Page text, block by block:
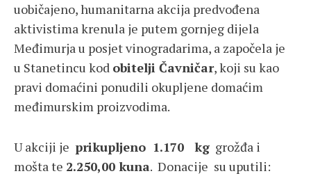
uobičajeno, humanitarna akcija predvođena
aktivistima krenula je putem gornjeg dijela
Međimurja u posjet vinogradarima, a započela je
u Stanetincu kod obitelji Čavničar, koji su kao
pravi domaćini ponudili okupljene domaćim
međimurskim proizvodima.
U akciji je prikupljeno 1.170 kg grožđa i
mošta te 2.250,00 kuna. Donacije su uputili: